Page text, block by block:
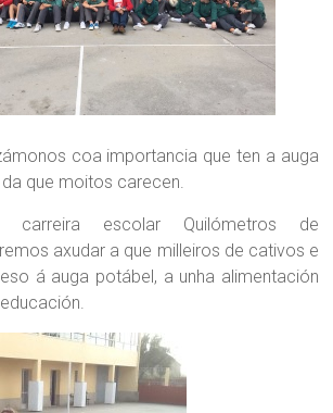
coa importancia que ten a auga
que moitos carecen.
carreira escolar Quilómetros de
axudar a que milleiros de cativos e
á auga potábel, a unha alimentación